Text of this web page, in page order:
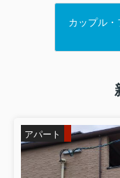
カップル
アパート